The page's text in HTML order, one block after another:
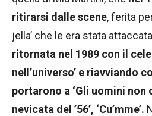
ritirarsi dalle scene, ferita
jella’ che le era stata
ritornata nel 1989 con il
nell’universo’ e riavviando
portarono a ‘Gli uomini non
nevicata del ’56’, ‘Cu’mme’.